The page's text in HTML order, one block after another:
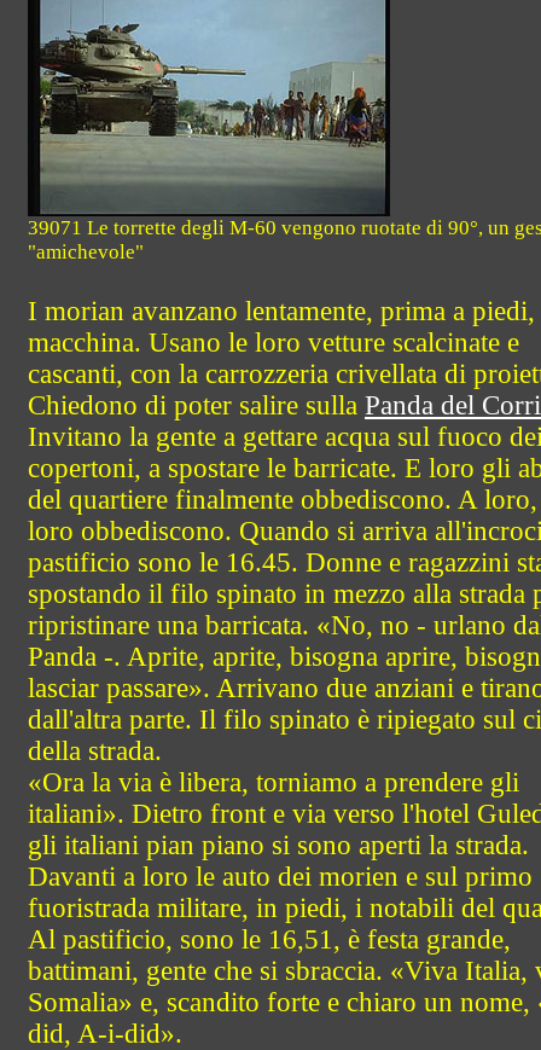
39071 Le torrette degli M-60 vengono ruotate di 90°, un
"amichevole"
I morian avanzano lentamente, prima a
macchina. Usano le loro vetture scalcinate e
cascanti, con la carrozzeria crivellata di
Chiedono di poter salire sulla Panda del
Invitano la gente a gettare acqua sul fuoco
copertoni, a spostare le barricate. E loro gli
del quartiere finalmente obbediscono. A
loro obbediscono. Quando si arriva
pastificio sono le 16.45. Donne e ragazzini
spostando il filo spinato in mezzo alla strada
ripristinare una barricata. «No, no - urlano
Panda -. Aprite, aprite, bisogna aprire,
lasciar passare». Arrivano due anziani e
dall'altra parte. Il filo spinato è ripiegato sul
della strada.
«Ora la via è libera, torniamo a prendere gli
italiani». Dietro front e via verso l'hotel
gli italiani pian piano si sono aperti la strada.
Davanti a loro le auto dei morien e sul primo
fuoristrada militare, in piedi, i notabili del
Al pastificio, sono le 16,51, è festa grande,
battimani, gente che si sbraccia. «Viva Italia,
Somalia» e, scandito forte e chiaro un
did, A-i-did».